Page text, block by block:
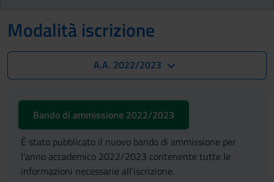
Modalità iscrizione
A.A. 2022/2023
Bando di ammissione 2022/2023
È stato pubblicato il nuovo bando di ammissione per
l'anno accademico 2022/2023 contenente tutte le
informazioni necessarie all'iscrizione.